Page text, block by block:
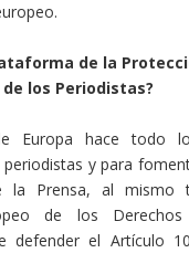
de la
los Periodistas?
Europa hace todo
y para
la Prensa, al mismo
de los
defender el Artículo